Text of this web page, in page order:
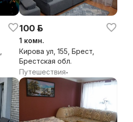
100 р.
1 комн.
Кирова ул, 155, Брест,
Брестская обл.
Путешествия•